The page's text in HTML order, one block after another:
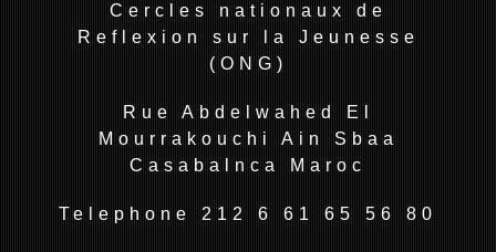
Cercles nationaux de
Reflexion sur la Jeunesse
(ONG)
Rue Abdelwahed El
Mourrakouchi Ain Sbaa
Casabalnca Maroc
Telephone 212 6 61 65 56 80